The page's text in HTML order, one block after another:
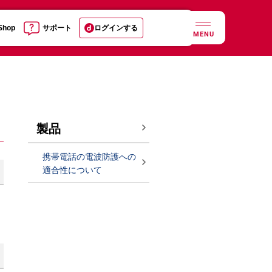
サポート ログインする
MENU
製品
携帯電話の電波防護への
適合性について